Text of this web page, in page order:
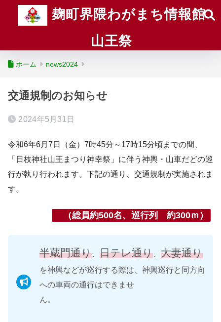
麹町界隈わがまち情報館
山王祭
ホーム news2024
交通規制のお知らせ
2024年5月31日
令和6年6月7日（金）7時45分～17時15分頃までの間、
「日枝神社山王まつり神幸祭」に伴う神輿・山車だどの巡
行が執り行われます。下記の通り、交通規制が実施されま
す。
（総員約500名、巡行列 約300ｍ）
半蔵門通り 日テレ通り 大妻通り
を神輿などが巡行する際は、神輿巡行と同方向
への車両の通行はできませ
ん。